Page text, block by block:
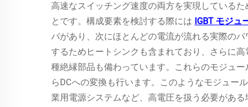
高速なスイッチング速度の両方を実現している
とです。構成要素を検討する際には IGBT モジュ
バがあり、次にほとんどの電流が流れる実際の
するためヒートシンクも含まれており、さらに
種絶縁部品も備わっています。これらのモジュ
らDCへの変換も行います。このようなモジュー
業用電源システムなど、高電圧を扱う必要があ